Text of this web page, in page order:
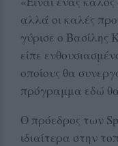
αλλά οι καλές
γύρισε ο Βασίλης
είπε
οποίους θα
πρόγραμμα εδώ
Ο πρόεδρος των
ιδιαίτερα στην